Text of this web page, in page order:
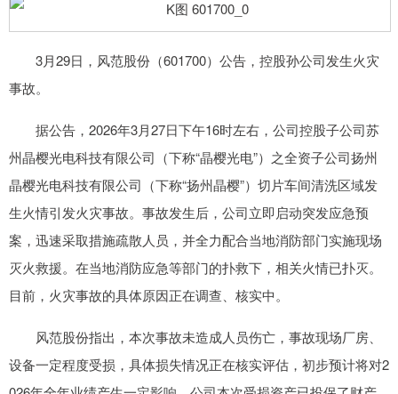
3月29日，风范股份（601700）公告，控股孙公司发生火灾
事故。
据公告，2026年3月27日下午16时左右，公司控股子公司苏
州晶樱光电科技有限公司（下称“晶樱光电”）之全资子公司扬州
晶樱光电科技有限公司（下称“扬州晶樱”）切片车间清洗区域发
生火情引发火灾事故。事故发生后，公司立即启动突发应急预
案，迅速采取措施疏散人员，并全力配合当地消防部门实施现场
灭火救援。在当地消防应急等部门的扑救下，相关火情已扑灭。
目前，火灾事故的具体原因正在调查、核实中。
风范股份指出，本次事故未造成人员伤亡，事故现场厂房、
设备一定程度受损，具体损失情况正在核实评估，初步预计将对2